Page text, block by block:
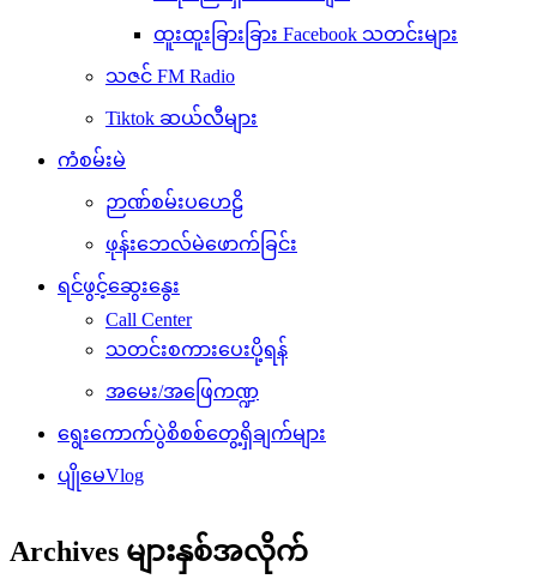
ဉာဏ်စမ်းပဟေဠိ
ဖုန်းဘေလ်မဲဖောက်ခြင်း
ရင်ဖွင့်ဆွေးနွေး
Call Center
သတင်းစကားပေးပို့ရန်
အမေး/အဖြေကဏ္ဍ
ရွေးကောက်ပွဲစိစစ်တွေ့ရှိချက်များ
ပျိုမေVlog
Archives များနှစ်အလိုက်
August 2026
May 2026